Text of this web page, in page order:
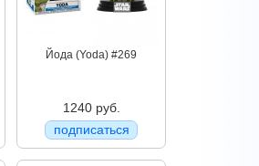
Йода (Yoda) #269
1240 руб.
подписаться